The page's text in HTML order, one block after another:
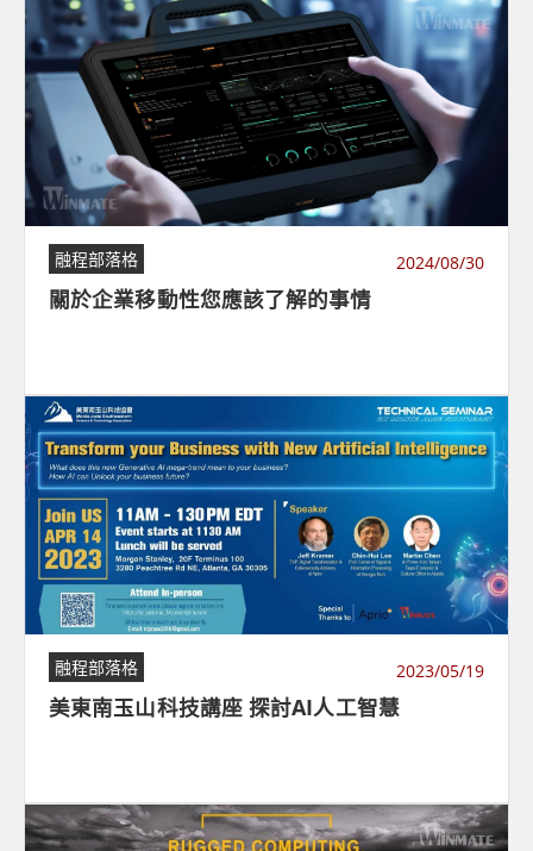
融程部落格 2024/08/30
關於企業移動性您應該了解的事情
融程部落格 2023/05/19
美東南玉山科技講座 探討AI人工智慧